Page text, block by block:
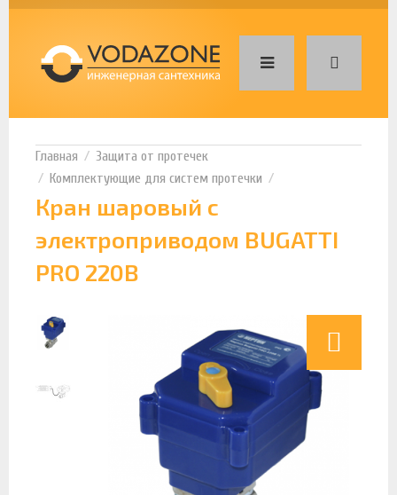
Защита от протечек
Комплектующие для систем протечки
Кран шаровый с
электроприводом BUGATTI
PRO 220В